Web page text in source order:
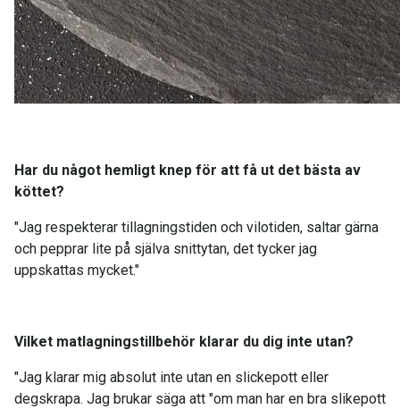
Har du något hemligt knep för att få ut det bästa av
köttet?
"Jag respekterar tillagningstiden och vilotiden, saltar gärna
och pepprar lite på själva snittytan, det tycker jag
uppskattas mycket."
Vilket matlagningstillbehör klarar du dig inte utan?
"Jag klarar mig absolut inte utan en slickepott eller
degskrapa. Jag brukar säga att "om man har en bra slikepott